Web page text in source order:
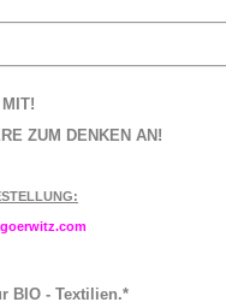
MIT!
ZUM DENKEN AN!
BIO - Textilien.*